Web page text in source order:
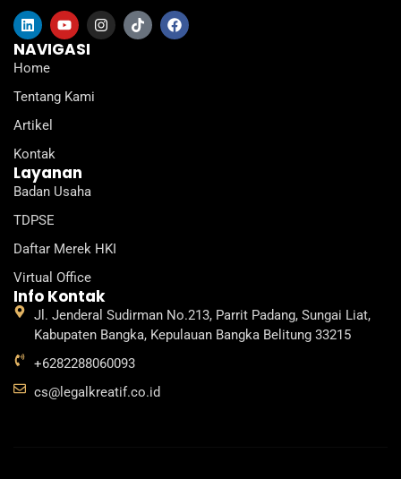
L
i
n
k
e
i
n
Y
o
u
t
b
e
I
n
s
T
i
k
F
a
c
NAVIGASI
Home
Tentang Kami
Artikel
Kontak
Layanan
Badan Usaha
TDPSE
Daftar Merek HKI
Virtual Office
Info Kontak
Jl. Jenderal Sudirman No.213, Parrit Padang, Sungai Liat,
Kabupaten Bangka, Kepulauan Bangka Belitung 33215
+6282288060093
cs@legalkreatif.co.id